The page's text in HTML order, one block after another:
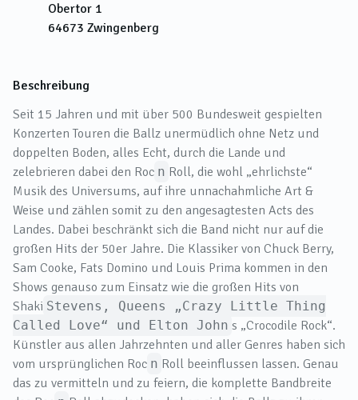
Obertor 1
64673 Zwingenberg
Beschreibung
Seit 15 Jahren und mit über 500 Bundesweit gespielten
Konzerten Touren die Ballz unermüdlich ohne Netz und
doppelten Boden, alles Echt, durch die Lande und
zelebrieren dabei den Roc n Roll, die wohl „ehrlichste“
Musik des Universums, auf ihre unnachahmliche Art &
Weise und zählen somit zu den angesagtesten Acts des
Landes. Dabei beschränkt sich die Band nicht nur auf die
großen Hits der 50er Jahre. Die Klassiker von Chuck Berry,
Sam Cooke, Fats Domino und Louis Prima kommen in den
Shows genauso zum Einsatz wie die großen Hits von
Shaki Stevens, Queens „Crazy Little Thing
Called Love“ und Elton John s „Crocodile Rock“.
Künstler aus allen Jahrzehnten und aller Genres haben sich
vom ursprünglichen Roc n Roll beeinflussen lassen. Genau
das zu vermitteln und zu feiern, die komplette Bandbreite